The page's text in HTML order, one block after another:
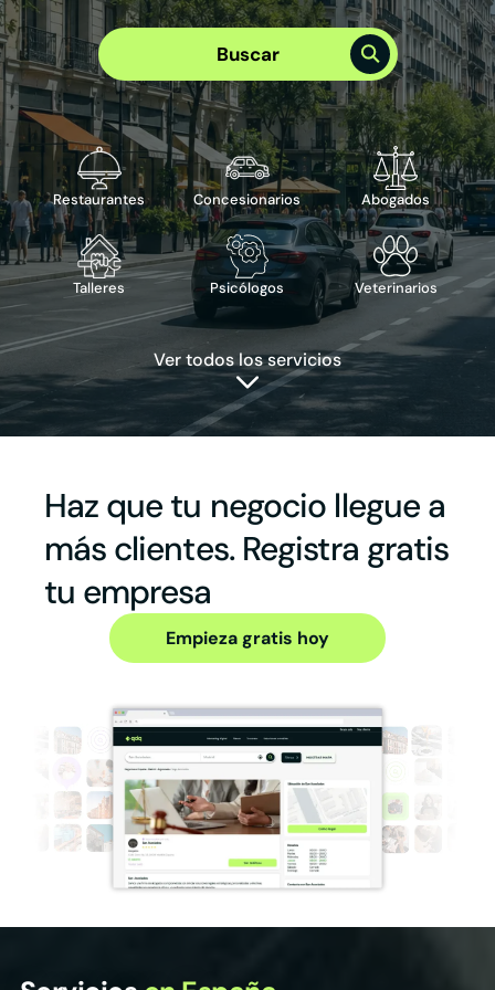
Buscar
Restaurantes Concesionarios Abogados
Talleres Psicólogos Veterinarios
Ver todos los servicios
Haz que tu negocio llegue a
más clientes. Registra gratis
tu empresa
Empieza gratis hoy
Te puede interesar
Reserva de cita ›
Reserva de mesa›
Publicidad en Google›
ChatBot IA›
Plan Visibilidad >
Plan Integral >